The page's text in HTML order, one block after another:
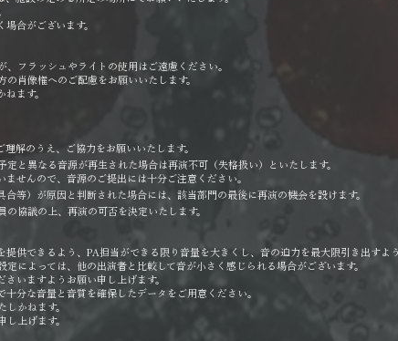
合がございます。
フラッシュやライトの使用はご遠慮ください。
肖像権へのご配慮をお願いいたします。
ます。
解のうえ、ご協力をお願いいたします。
と異なる音源が再生された場合は再演不可（失格扱い）といたします。
せんので、音源のご提出には十分ご注意ください。
等）が原因と判断された場合には、該当部門の最後に再演の機会を設けます。
協議の上、再演の可否を決定いたします。
供できるよう、PA担当ができる限り音量を大きくし、音の迫力を最大限引き出すよ
によっては、他の出演者と比較して音が小さく感じられる場合がございます。
いますようお願い申し上げます。
分な音量と音質を確保したデータをご用意ください。
かねます。
上げます。